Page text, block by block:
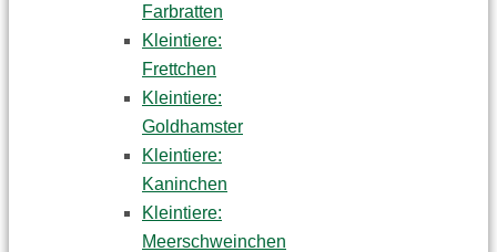
Farbratten
Kleintiere:
Frettchen
Kleintiere:
Goldhamster
Kleintiere:
Kaninchen
Kleintiere:
Meerschweinchen